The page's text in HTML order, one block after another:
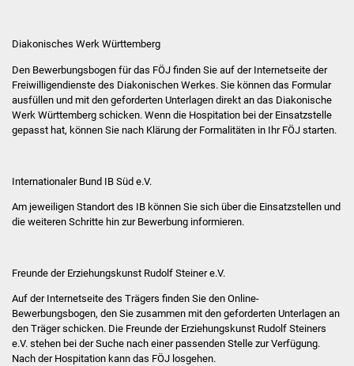
Ärzte und Apotheken
Pflege von Angehörigen
ÖPNV
Abfall und Entsorgung
Kultur & Freizeit
Diakonisches Werk Württemberg
Den Bewerbungsbogen für das FÖJ finden Sie auf der Internetseite der
Freiwilligendienste des Diakonischen Werkes. Sie können das Formular
ausfüllen und mit den geforderten Unterlagen direkt an das Diakonische
Werk Württemberg schicken. Wenn die Hospitation bei der Einsatzstelle
gepasst hat, können Sie nach Klärung der Formalitäten in Ihr FÖJ starten.
Internationaler Bund IB Süd e.V.
Am jeweiligen Standort des IB können Sie sich über die Einsatzstellen und
die weiteren Schritte hin zur Bewerbung informieren.
Freunde der Erziehungskunst Rudolf Steiner e.V.
Auf der Internetseite des Trägers finden Sie den Online-
Bewerbungsbogen, den Sie zusammen mit den geforderten Unterlagen an
den Träger schicken. Die Freunde der Erziehungskunst Rudolf Steiners
e.V. stehen bei der Suche nach einer passenden Stelle zur Verfügung.
Nach der Hospitation kann das FÖJ losgehen.